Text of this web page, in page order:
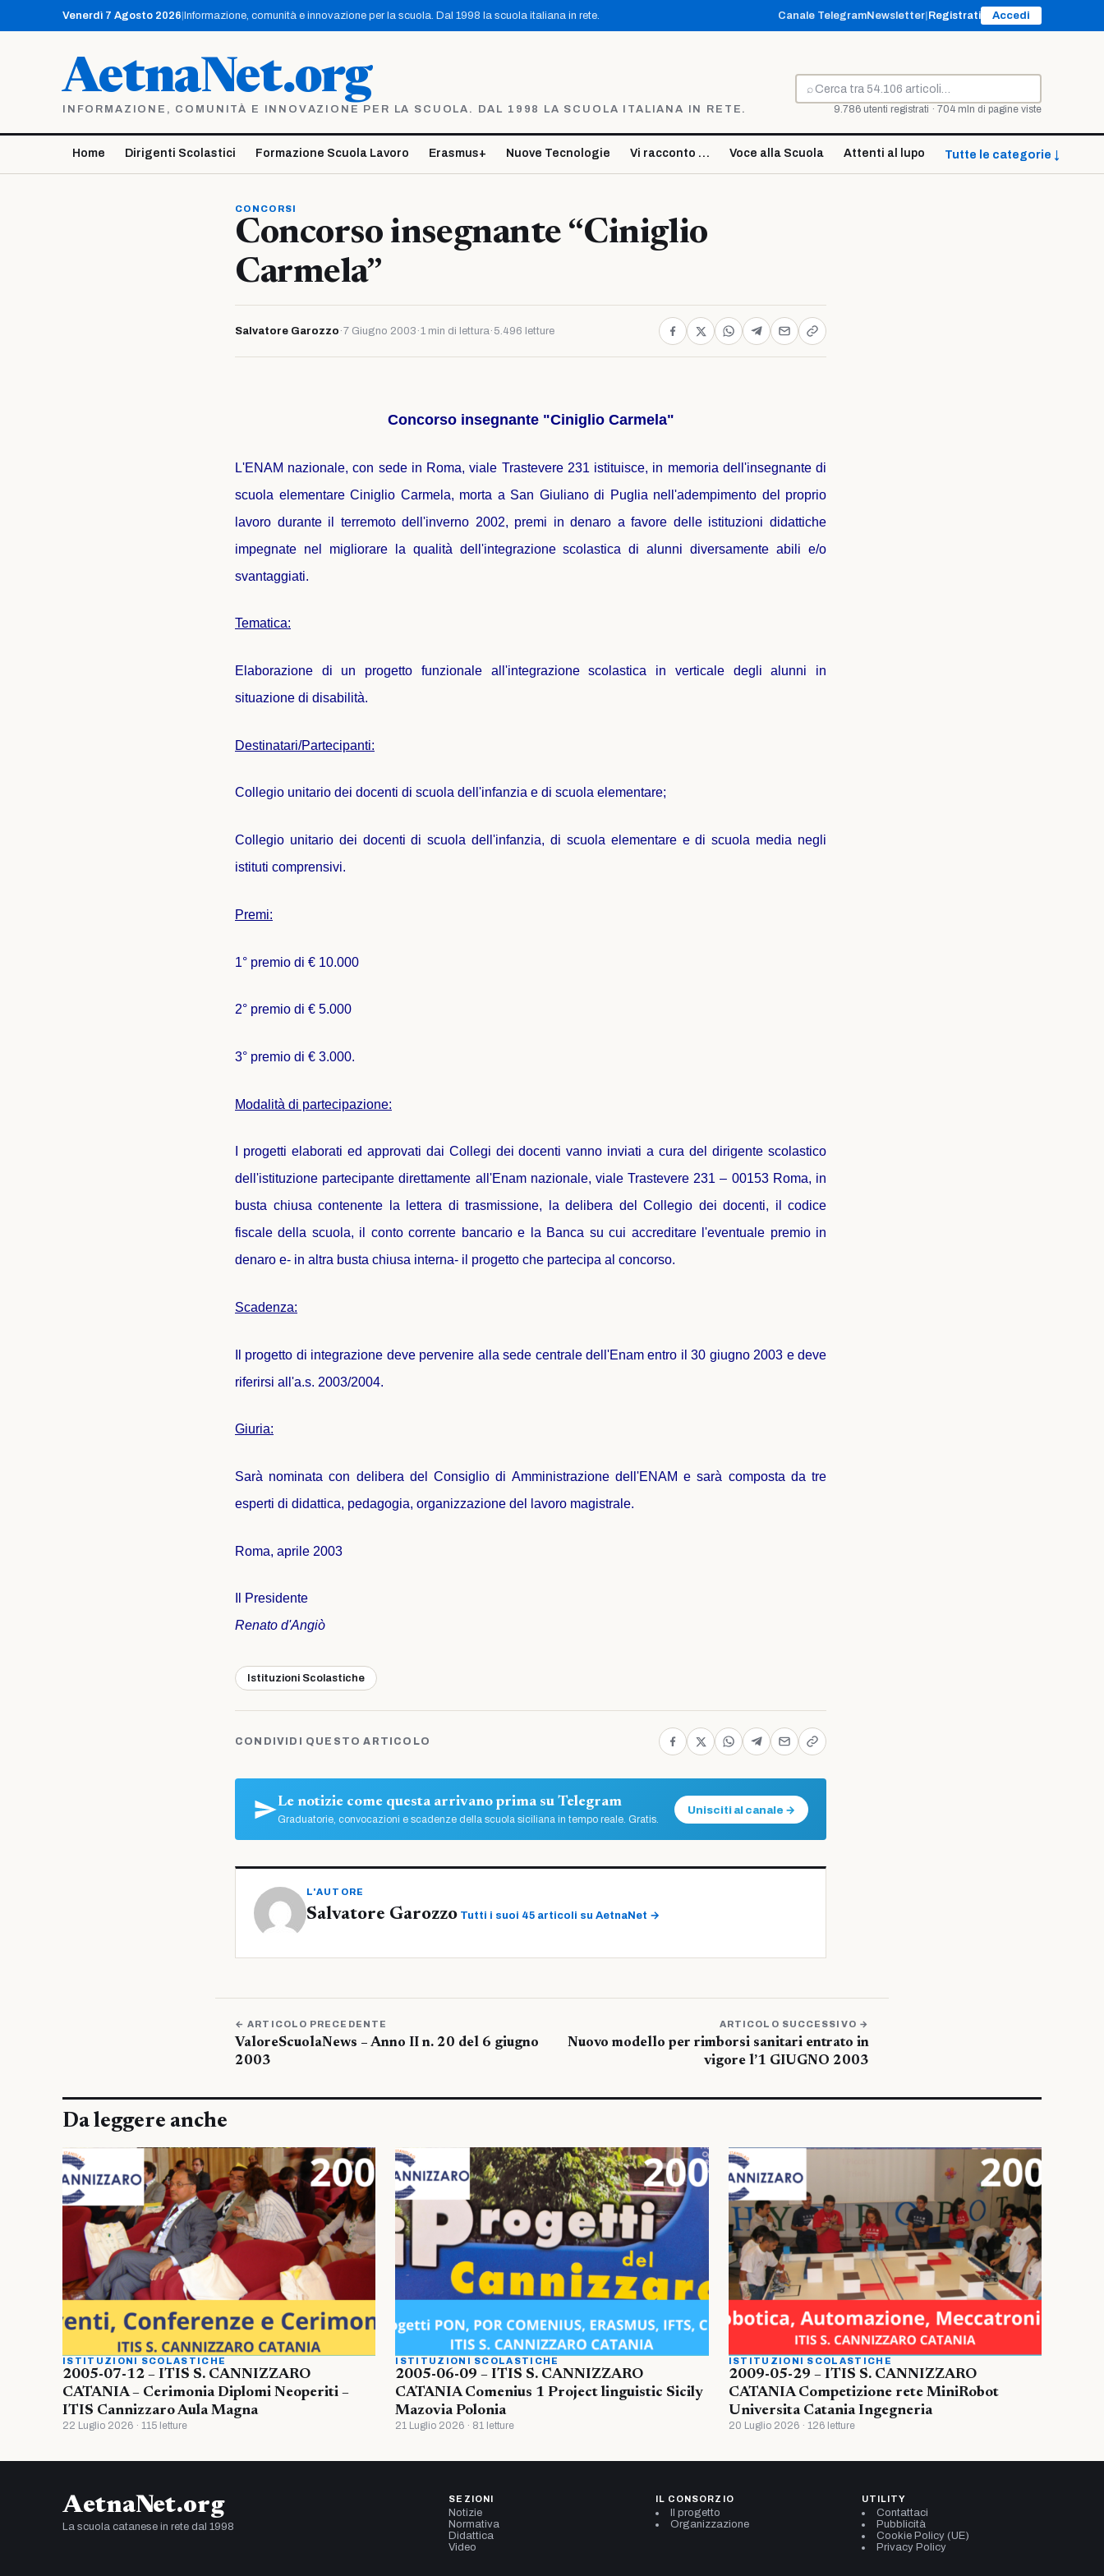
contenuto
Venerdì 7 Agosto 2026 Informazione, comunità e innovazione per la scuola. Dal 1998 la scuola italiana in rete. Canale TelegramNewsletter Registrati Accedi
AetnaNet.org
INFORMAZIONE, COMUNITÀ E INNOVAZIONE PER LA SCUOLA. DAL 1998 LA SCUOLA ITALIANA IN RETE.
⌕
Cerca
9.786 utenti registrati · 704 mln di pagine viste
Home Dirigenti Scolastici Formazione Scuola Lavoro Erasmus+ Nuove Tecnologie Vi racconto … Voce alla Scuola Attenti al lupo Tutte le categorie ↓
CONCORSI
Concorso insegnante “Ciniglio
Carmela”
Salvatore Garozzo ·7 Giugno 2003 ·1 min di lettura· 5.496 letture
Concorso insegnante "Ciniglio Carmela"
L'ENAM nazionale, con sede in Roma, viale Trastevere 231 istituisce, in memoria dell'insegnante di
scuola elementare Ciniglio Carmela, morta a San Giuliano di Puglia nell'adempimento del proprio
lavoro durante il terremoto dell'inverno 2002, premi in denaro a favore delle istituzioni didattiche
impegnate nel migliorare la qualità dell'integrazione scolastica di alunni diversamente abili e/o
svantaggiati.
Tematica:
Elaborazione di un progetto funzionale all'integrazione scolastica in verticale degli alunni in
situazione di disabilità.
Destinatari/Partecipanti:
Collegio unitario dei docenti di scuola dell'infanzia e di scuola elementare;
Collegio unitario dei docenti di scuola dell'infanzia, di scuola elementare e di scuola media negli
istituti comprensivi.
Premi:
1° premio di € 10.000
2° premio di € 5.000
3° premio di € 3.000.
Modalità di partecipazione:
I progetti elaborati ed approvati dai Collegi dei docenti vanno inviati a cura del dirigente scolastico
dell'istituzione partecipante direttamente all'Enam nazionale, viale Trastevere 231 – 00153 Roma, in
busta chiusa contenente la lettera di trasmissione, la delibera del Collegio dei docenti, il codice
fiscale della scuola, il conto corrente bancario e la Banca su cui accreditare l'eventuale premio in
denaro e- in altra busta chiusa interna- il progetto che partecipa al concorso.
Scadenza:
Il progetto di integrazione deve pervenire alla sede centrale dell'Enam entro il 30 giugno 2003 e deve
riferirsi all'a.s. 2003/2004.
Giuria:
Sarà nominata con delibera del Consiglio di Amministrazione dell'ENAM e sarà composta da tre
esperti di didattica, pedagogia, organizzazione del lavoro magistrale.
Roma, aprile 2003
Il Presidente
Renato d'Angiò
Istituzioni Scolastiche
CONDIVIDI QUESTO ARTICOLO
Le notizie come questa arrivano prima su Telegram
Graduatorie, convocazioni e scadenze della scuola siciliana in tempo reale. Gratis.
Unisciti al canale →
L'AUTORE
Salvatore Garozzo Tutti i suoi 45 articoli su AetnaNet →
← ARTICOLO PRECEDENTE
ValoreScuolaNews – Anno II n. 20 del 6 giugno
2003
ARTICOLO SUCCESSIVO →
Nuovo modello per rimborsi sanitari entrato in
vigore l’1 GIUGNO 2003
Da leggere anche
ISTITUZIONI SCOLASTICHE
2005-07-12 – ITIS S. CANNIZZARO
CATANIA – Cerimonia Diplomi Neoperiti –
ITIS Cannizzaro Aula Magna
22 Luglio 2026 · 115 letture
ISTITUZIONI SCOLASTICHE
2005-06-09 – ITIS S. CANNIZZARO
CATANIA Comenius 1 Project linguistic Sicily
Mazovia Polonia
21 Luglio 2026 · 81 letture
ISTITUZIONI SCOLASTICHE
2009-05-29 – ITIS S. CANNIZZARO
CATANIA Competizione rete MiniRobot
Universita Catania Ingegneria
20 Luglio 2026 · 126 letture
AetnaNet.org
La scuola catanese in rete dal 1998
SEZIONI
Notizie
Normativa
Didattica
Video
IL CONSORZIO
Il progetto
Organizzazione
UTILITY
Contattaci
Pubblicità
Cookie Policy (UE)
Privacy Policy